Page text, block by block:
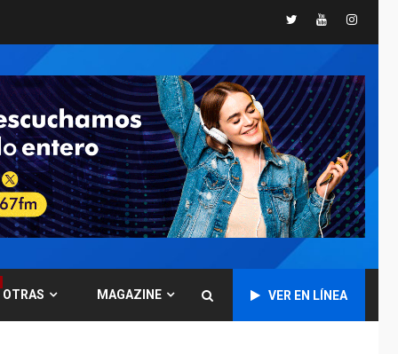
TwitterYoutube
OTRAS MAGAZINE VER EN LÍNEA
5
controles fronterizos
a Italia
6
INTERNACIONALES
TITULARES
ÚLTIMA HORA
Arabia Saudita,
Turquía y Pakistán
firman pacto de
defensa
LATINOAMÉRICA Y CARIBE
TITULARES
ÚLTIMA HORA
De la Espriella jura
Colombia